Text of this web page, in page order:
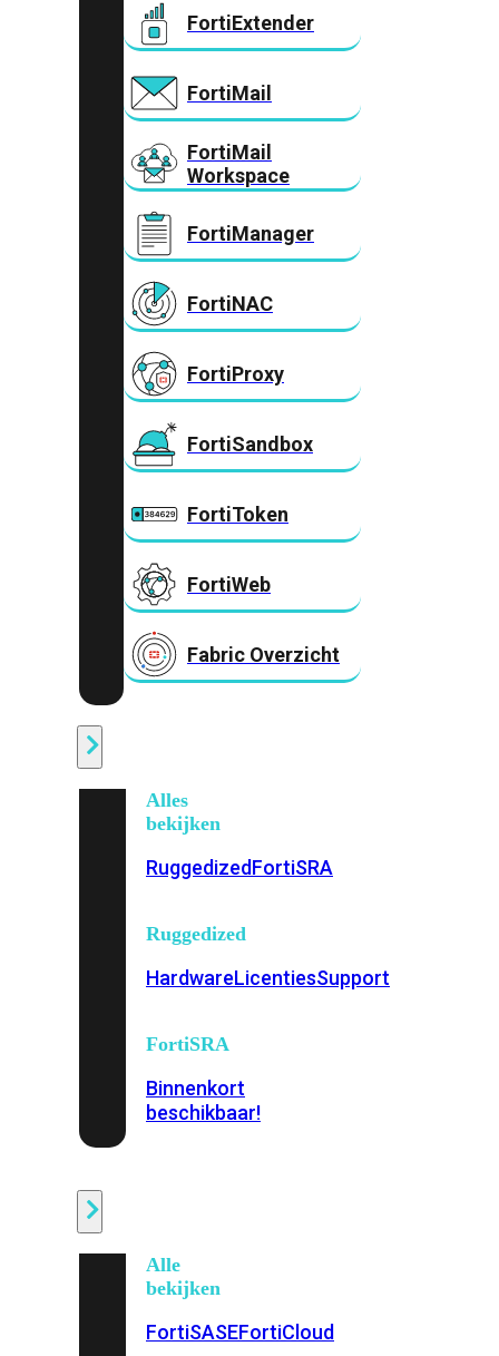
FortiExtender
FortiMail
FortiMail
Workspace
FortiManager
FortiNAC
FortiProxy
FortiSandbox
FortiToken
FortiWeb
Fabric Overzicht
Alles
bekijken
RuggedizedFortiSRA
Ruggedized
HardwareLicentiesSupport
FortiSRA
Binnenkort
beschikbaar!
Alle
bekijken
FortiSASEFortiCloud